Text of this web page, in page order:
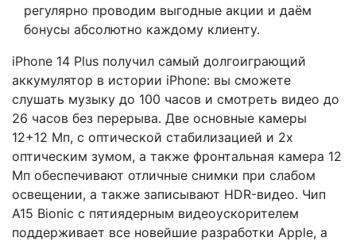
регулярно проводим выгодные акции и даём
бонусы абсолютно каждому клиенту.
iPhone 14 Plus получил самый долгоиграющий
аккумулятор в истории iPhone: вы сможете
слушать музыку до 100 часов и смотреть видео до
26 часов без перерыва. Две основные камеры
12+12 Мп, с оптической стабилизацией и 2x
оптическим зумом, а также фронтальная камера 12
Мп обеспечивают отличные снимки при слабом
освещении, а также записывают HDR-видео. Чип
A15 Bionic с пятиядерным видеоускорителем
поддерживает все новейшие разработки Apple, а